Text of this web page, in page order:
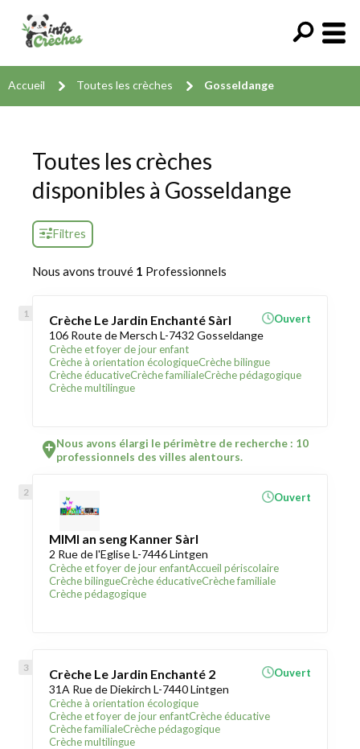
Accueil Toutes les crèches Gosseldange
Toutes les crèches
disponibles à Gosseldange
Filtres
Nous avons trouvé 1 Professionnels
Crèche Le Jardin Enchanté Sàrl
106 Route de Mersch L-7432 Gosseldange
Crèche et foyer de jour enfant
Crèche à orientation écologiqueCrèche bilingue
Crèche éducativeCrèche familialeCrèche pédagogique
Crèche multilingue
Ouvert
Nous avons élargi le périmètre de recherche : 10
professionnels des villes alentours.
MIMI an seng Kanner Sàrl
2 Rue de l'Eglise L-7446 Lintgen
Crèche et foyer de jour enfantAccueil périscolaire
Crèche bilingueCrèche éducativeCrèche familiale
Crèche pédagogique
Ouvert
Crèche Le Jardin Enchanté 2
31A Rue de Diekirch L-7440 Lintgen
Crèche à orientation écologique
Crèche et foyer de jour enfantCrèche éducative
Crèche familialeCrèche pédagogique
Crèche multilingue
Ouvert